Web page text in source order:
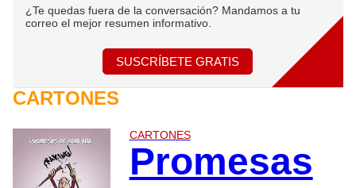
¿Te quedas fuera de la conversación? Mandamos a tu
correo el mejor resumen informativo.
SUSCRÍBETE GRATIS
CARTONES
CARTONES
Promesas